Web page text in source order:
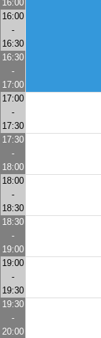
16:00
16:00
-
16:30
16:30
-
17:00
17:00
-
17:30
17:30
-
18:00
18:00
-
18:30
18:30
-
19:00
19:00
-
19:30
19:30
-
20:00